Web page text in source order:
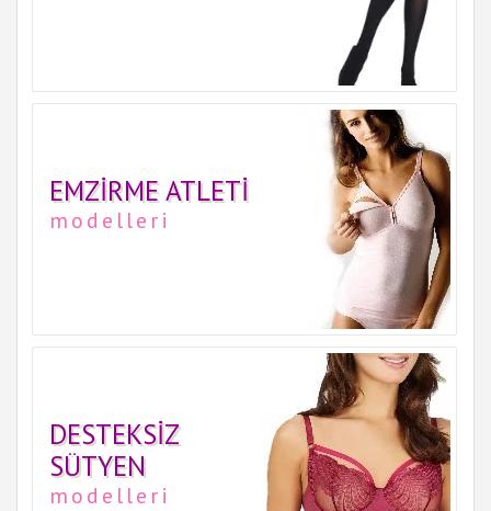
EMZIRME ATLETI
modelleri
DESTEKSIZ
SÜTYEN
modelleri